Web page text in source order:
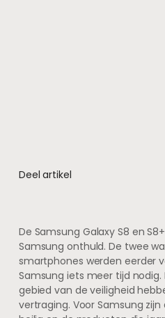
Deel artikel
De Samsung Galaxy S8 en
Samsung onthuld. De twee
smartphones werden eerder
Samsung iets meer tijd
gebied van de veiligheid
vertraging. Voor Samsung